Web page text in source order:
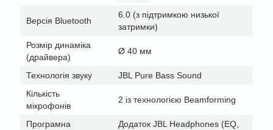
Версія Bluetooth
6.0 (з підтримкою низької
затримки)
Розмір динаміка
(драйвера)
Ø 40 мм
Технологія звуку
JBL Pure Bass Sound
Кількість
мікрофонів
2 із технологією Beamforming
Програмна
Додаток JBL Headphones (EQ,